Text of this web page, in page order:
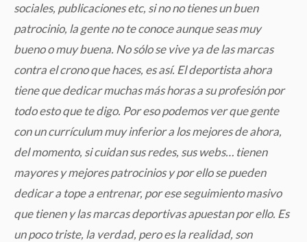
sociales, publicaciones etc, si no no tienes un buen
patrocinio, la gente no te conoce aunque seas muy
bueno o muy buena. No sólo se vive ya de las marcas
contra el crono que haces, es así. El deportista ahora
tiene que dedicar muchas más horas a su profesión por
todo esto que te digo. Por eso podemos ver que gente
con un currículum muy inferior a los mejores de ahora,
del momento, si cuidan sus redes, sus webs… tienen
mayores y mejores patrocinios y por ello se pueden
dedicar a tope a entrenar, por ese seguimiento masivo
que tienen y las marcas deportivas apuestan por ello. Es
un poco triste, la verdad, pero es la realidad, son